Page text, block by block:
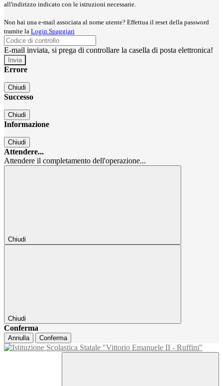
all'indirizzo indicato con le istruzioni necessarie.
Non hai una e-mail associata al nome utente? Effettua il reset della password
tramite la Login Spaggiari
E-mail inviata, si prega di controllare la casella di posta elettronica!
Errore
Chiudi
Successo
Chiudi
Informazione
Chiudi
Attendere...
Attendere il completamento dell'operazione...
Chiudi
Chiudi
Conferma
Annulla Conferma